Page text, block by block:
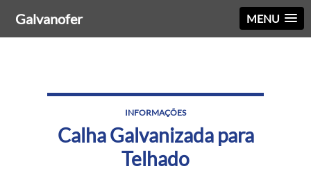
Galvanofer MENU
INFORMAÇÕES
Calha Galvanizada para
Telhado